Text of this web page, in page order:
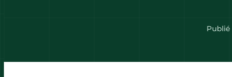
Publié